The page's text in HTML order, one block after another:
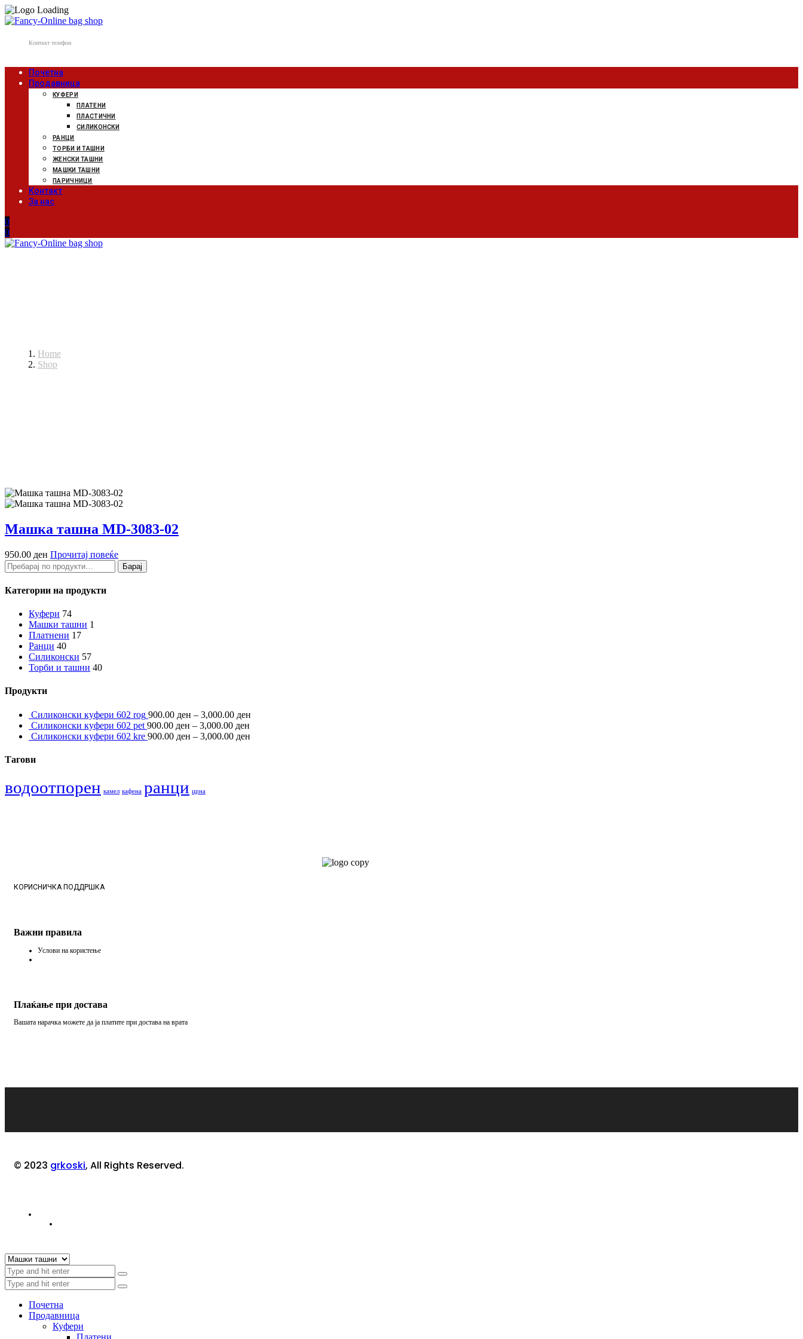
Контакт телефон
Почетна
Продавница
КУФЕРИ
ПЛАТЕНИ
ПЛАСТИЧНИ
СИЛИКОНСКИ
РАНЦИ
ТОРБИ И ТАШНИ
ЖЕНСКИ ТАШНИ
МАШКИ ТАШНИ
ПАРИЧНИЦИ
Контакт
За нас
0
0
Home
Shop
Машка ташна MD-3083-02
950.00 ден Прочитај повеќе
Барај
за:
Барај
Категории на продукти
Куфери 74
Машки ташни 1
Платнени 17
Ранци 40
Силиконски 57
Торби и ташни 40
Продукти
Силиконски куфери 602 rog 900.00 ден – 3,000.00 ден
Силиконски куфери 602 pet 900.00 ден – 3,000.00 ден
Силиконски куфери 602 kre 900.00 ден – 3,000.00 ден
Тагови
водоотпорен камел кафена ранци црна
КОРИСНИЧКА ПОДДРШКА
Важни правила
Услови на користење
Плаќање при достава
Вашата нарачка можете да ја платите при достава на врата
© 2023 grkoski, All Rights Reserved.
Почетна
Продавница
Куфери